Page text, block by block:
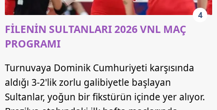
4
FİLENİN SULTANLARI 2026 VNL MAÇ
PROGRAMI
Turnuvaya Dominik Cumhuriyeti karşısında
aldığı 3-2'lik zorlu galibiyetle başlayan
Sultanlar, yoğun bir fikstürün içinde yer alıyor.